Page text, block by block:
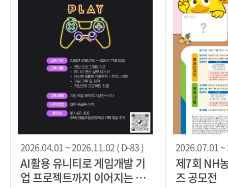
2026.04.01 ~ 2026.11.02 ( D-83 )
AI활용 유니티로 게임개발 기
업 프로젝트까지 이어지는 실
2026.07.01 ~
제7회 NH
즈 공모전